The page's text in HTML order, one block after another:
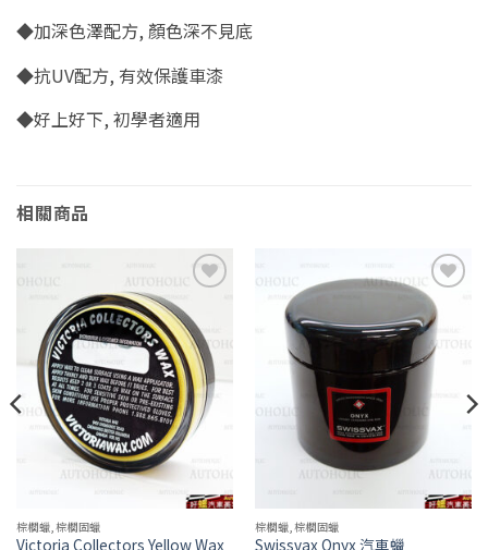
◆加深色澤配方, 顏色深不見底
◆抗UV配方, 有效保護車漆
◆好上好下, 初學者適用
相關商品
wishlist
棕櫚蠟,棕櫚固蠟
Victoria Collectors Yellow Wax
Add to
wishlist
棕櫚蠟,棕櫚固蠟
Swissvax Onyx 汽車蠟